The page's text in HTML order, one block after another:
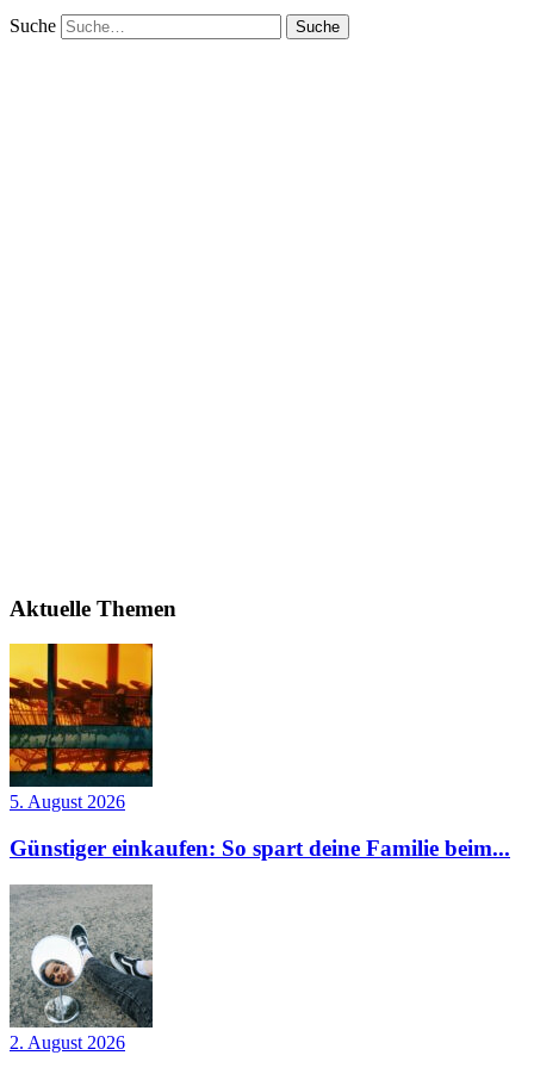
Suche
Aktuelle Themen
5. August 2026
Günstiger einkaufen: So spart deine Familie beim...
2. August 2026